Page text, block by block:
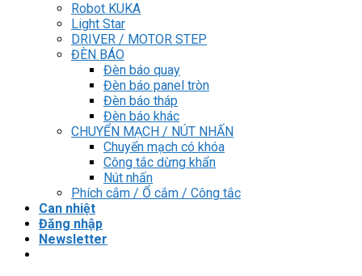
Robot KUKA
Light Star
DRIVER / MOTOR STEP
ĐÈN BÁO
Đèn báo quay
Đèn báo panel tròn
Đèn báo tháp
Đèn báo khác
CHUYỂN MẠCH / NÚT NHẤN
Chuyển mạch có khóa
Công tắc dừng khẩn
Nút nhấn
Phích cắm / Ổ cắm / Công tắc
Can nhiệt
Đăng nhập
Newsletter